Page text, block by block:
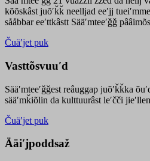
kõõskâst juõʹǩǩ neelljad eeʹjj
sååbbar eeʹttkâstt Sääʹmteeʹǧǧ
Čuäʹjet puk
Vasttõsvuuʹd
Sääʹmteeʹǧǧest reâuggap juõʹǩǩka
sääʹmǩiõlin da kulttuurâst leʹčči
Čuäʹjet puk
Ääiʹjpoddsaž